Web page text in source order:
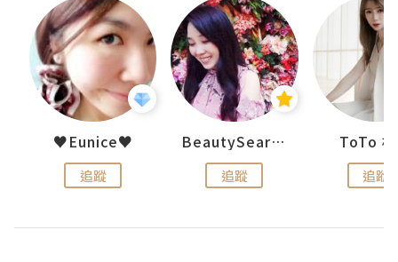
♥Eunice♥
追蹤
BeautySearch
追蹤
ToTo
追蹤